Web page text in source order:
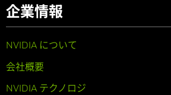
企業情報
NVIDIA について
会社概要
NVIDIA テクノロジ